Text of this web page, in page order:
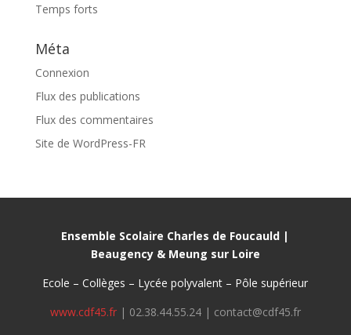
Temps forts
Méta
Connexion
Flux des publications
Flux des commentaires
Site de WordPress-FR
Ensemble Scolaire Charles de Foucauld |
Beaugency & Meung sur Loire
Ecole – Collèges – Lycée polyvalent – Pôle supérieur
www.cdf45.fr| 02.38.44.55.24 | contact@cdf45.fr